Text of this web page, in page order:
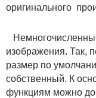
оригинального
изображения. Так,
размер по
собственный. К
функциям можно